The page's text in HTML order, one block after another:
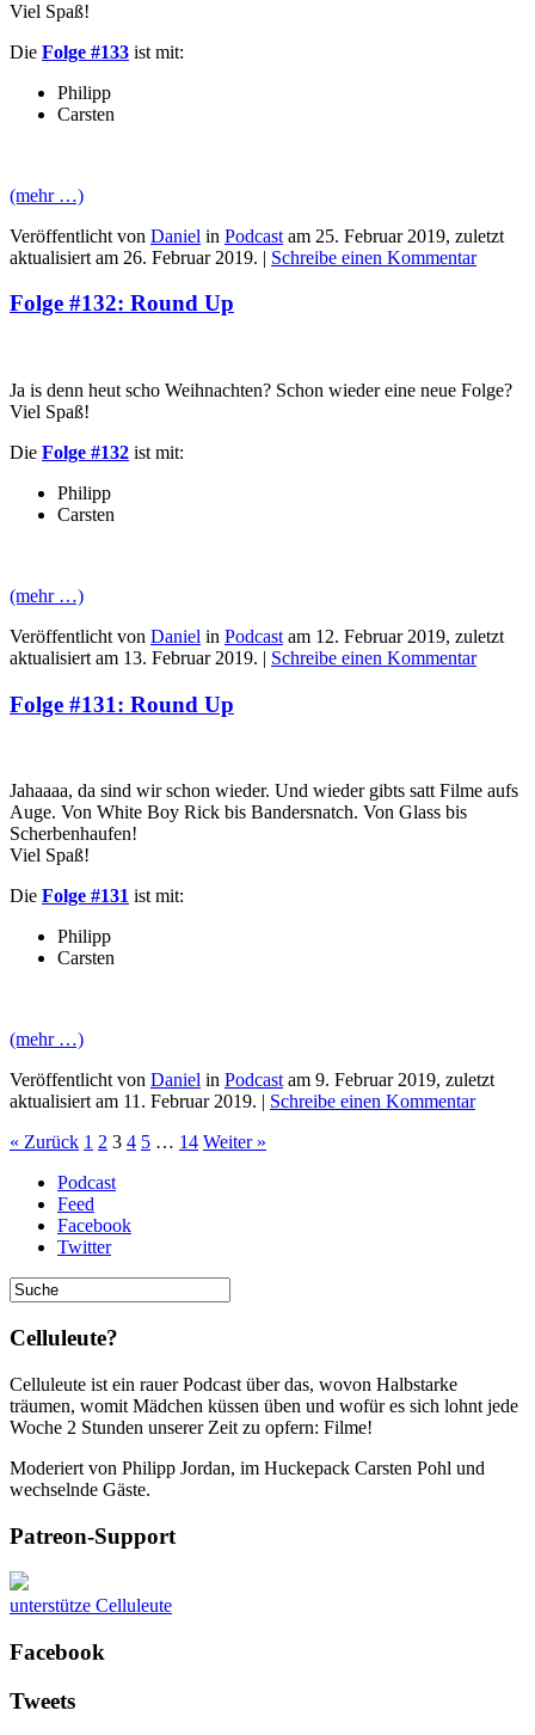
Viel Spaß!
Die Folge #133 ist mit:
Philipp
Carsten
(mehr …)
Veröffentlicht von Daniel in Podcast am 25. Februar 2019, zuletzt
aktualisiert am 26. Februar 2019. | Schreibe einen Kommentar
Folge #132: Round Up
Ja is denn heut scho Weihnachten? Schon wieder eine neue Folge?
Viel Spaß!
Die Folge #132 ist mit:
Philipp
Carsten
(mehr …)
Veröffentlicht von Daniel in Podcast am 12. Februar 2019, zuletzt
aktualisiert am 13. Februar 2019. | Schreibe einen Kommentar
Folge #131: Round Up
Jahaaaa, da sind wir schon wieder. Und wieder gibts satt Filme aufs
Auge. Von White Boy Rick bis Bandersnatch. Von Glass bis
Scherbenhaufen!
Viel Spaß!
Die Folge #131 ist mit:
Philipp
Carsten
(mehr …)
Veröffentlicht von Daniel in Podcastam 9. Februar 2019, zuletzt
aktualisiert am 11. Februar 2019. | Schreibe einen Kommentar
« Zurück 1 2 3 4 5 … 14 Weiter »
Podcast
Feed
Facebook
Twitter
Celluleute?
Celluleute ist ein rauer Podcast über das, wovon Halbstarke
träumen, womit Mädchen küssen üben und wofür es sich lohnt jede
Woche 2 Stunden unserer Zeit zu opfern: Filme!
Moderiert von Philipp Jordan, im Huckepack Carsten Pohl und
wechselnde Gäste.
Patreon-Support
unterstütze Celluleute
Facebook
Tweets